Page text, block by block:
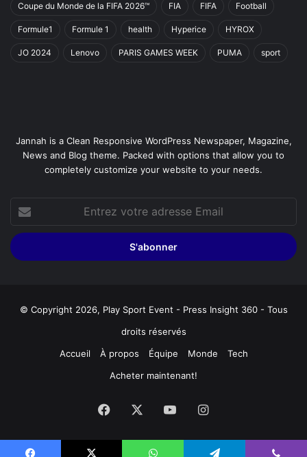
Coupe du Monde de la FIFA 2026™ FIA FIFA Football
Formule1 Formule 1 health Hyperice HYROX
JO 2024 Lenovo PARIS GAMES WEEK PUMA sport
Jannah is a Clean Responsive WordPress Newspaper, Magazine,
News and Blog theme. Packed with options that allow you to
completely customize your website to your needs.
votre
adresse
Email
© Copyright 2026, Play Sport Event - Press Insight 360 - Tous
droits réservés
Accueil
À propos Équipe Monde
Tech
Acheter maintenant!
Facebook YouTubeInstagram